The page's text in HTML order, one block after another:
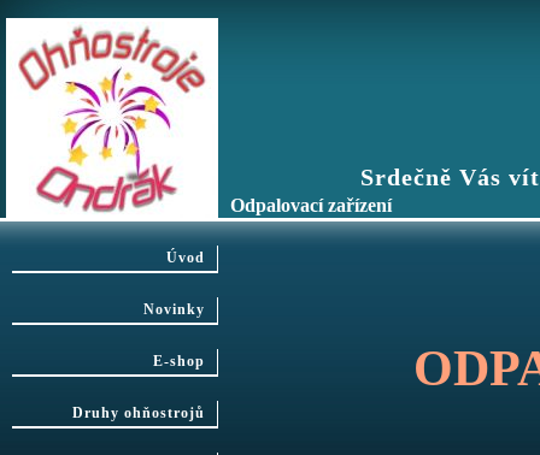
Srdečně Vás vítáme
Odpalovací zařízení
Úvod
Novinky
E-shop
Druhy ohňostrojů